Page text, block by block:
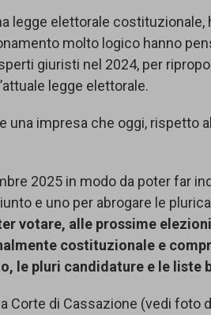
legge elettorale costituzionale,
molto logico hanno
giuristi nel 2024, per
legge elettorale.
impresa che oggi, rispetto
2025 in modo da poter far
e uno per abrogare le
votare, alle prossime
costituzionale e
le pluri candidature e le liste
di Cassazione (vedi foto